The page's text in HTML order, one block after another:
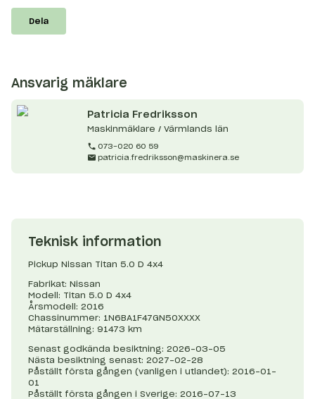
Dela
Ansvarig mäklare
Patricia Fredriksson
Maskinmäklare / Värmlands län
073-020 60 59
patricia.fredriksson@maskinera.se
Teknisk information
Pickup Nissan Titan 5.0 D 4x4
Fabrikat: Nissan
Modell: Titan 5.0 D 4x4
Årsmodell: 2016
Chassinummer: 1N6BA1F47GN50XXXX
Mätarställning: 91473 km
Senast godkända besiktning: 2026-03-05
Nästa besiktning senast: 2027-02-28
Påställt första gången (vanligen i utlandet): 2016-01-
01
Påställt första gången i Sverige: 2016-07-13